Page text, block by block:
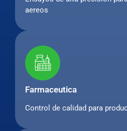
aereos
Farmaceutica
Control de calidad para